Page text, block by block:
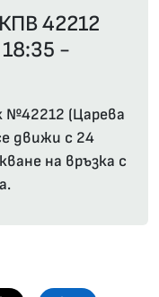
42212
-
№42212 (Царева
движи с 24
на връзка с